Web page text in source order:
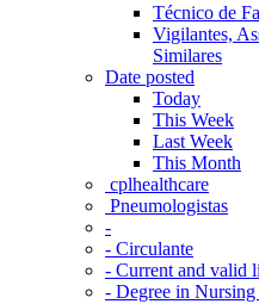
Técnico de
Vigilantes,
Similares
Date posted
Today
This Week
Last Week
This Month
‎ cplhealthcare‬
Pneumologistas
-
- Circulante
- Current and valid
- Degree in Nursing